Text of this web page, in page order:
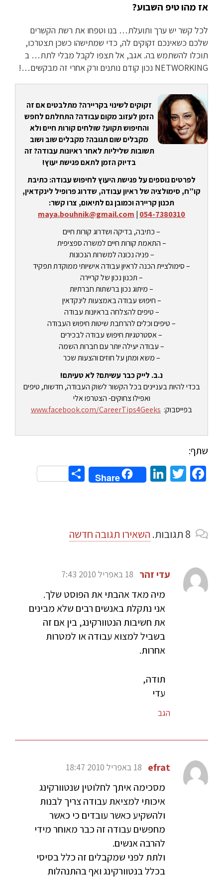
אז מהו טיפ השבוע?
לכל קשר יש ערך ותועלת… בנו וטפחו את רשת הקשרים
שלכם כשאינכם זקוקים לה, כדי שמתישהו כשכן תצטרכו,
תוכלו להשתמש בה. אגב, אל תצפו לקבל מבלי לתת… ב
NETWORKING נכון קודם נותנים ורק אחרי זה מבקשים…!
זקוקים לשינוי בקריירה? מתלבטים אם זה
הזמן לעזוב מקום עבודה? התחלתם לחפש
והחיפוש תקוע? שולחים קורות חיים ולא
מקבלים שום תגובה? מקבלים שוב ושוב
תשובות שליליות לאחר ראיונות עבודה? זה
בדיוק הזמן לתאם פגישת יעוץ!
לפרטים נוספים על פגישת היעוץ לחיפוש עבודה: כתיבת
קו”ח, סימולציה של ראיון עבודה, שדרוג פרופיל לינקדאין,
תכנון קריירה וכמובן גם לתיאום, צרו קשר:
054-7380310
|
maya.bouhnik@gmail.com
– כתיבה, בדיקה ושדרוג קורות חיים
– התאמת קורות חיים למשרה ספציפית
– פניה נכונה למשרות הנכונות
– סימולציית הכנה לראיון עבודה אישיותי ממוקדת תפקיד
– תכנון נכון של קריירה
– מיתוג נכון ברשתות חברתיות
– חיפוש עבודה באמצעות לינקדאין
– טיפים להצלחה בראיונות עבודה
– טיפים וכלים להרחבת שיטות חיפוש העבודה
– אסטרטגיות חיפוש עבודה לבכירים
– עבודה יעילה יותר עם חברות השמה
– משא ומתן על חוזים והצעות שכר
נ.ב. לייק כבר עשיתם? לא טעיתם!
בכדי להיות בעניינים בכל הקשור לשוק העבודה, חדשות, טיפים
ואפילו צחוקים- הצטרפו אלי
בפייסבוק: www.facebook.com/CareerTips4Geeks
שתף:
Facebook
Twitter
LinkedIn
Share
Share
8 תגובות. השאירו תגובה חדשה
עדי זהר 18 באפריל 2010 7:43
מיה מאד אהבתי את הפוסט שלך.
אני נתקלת באנשים רבים שלא מבינים
את חשיבות הנטוורקינג, בין אם זה
בשביל למצוא עבודה או למטרות
אחרות.
תודה,
עדי
הגב
efrat 18 באפריל 2010 18:47
מסכימה איתך לחלוטין שנטוורקינג
איכותי למציאת עבודה צריך לבנות
ולהשקיע כאשר עובדים כי כאשר
מחפשים עבודה זה כבר מאוחר מידי
להרבה אנשים.
ולתת לפני שמקבלים זה כלל בסיסי
בכלל בנטוורקינג ואף בהתנהלות